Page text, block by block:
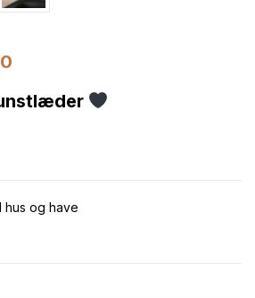
hus og have